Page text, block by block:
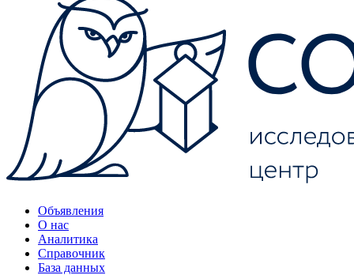
Объявления
О нас
Аналитика
Справочник
База данных